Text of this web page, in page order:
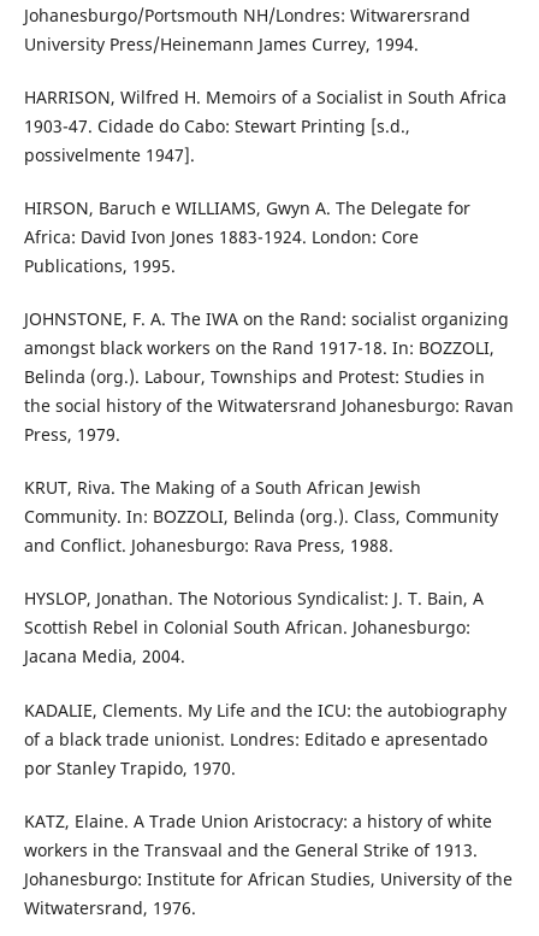
Johanesburgo/Portsmouth NH/Londres: Witwarersrand
University Press/Heinemann James Currey, 1994.
HARRISON, Wilfred H. Memoirs of a Socialist in South Africa
1903-47. Cidade do Cabo: Stewart Printing [s.d.,
possivelmente 1947].
HIRSON, Baruch e WILLIAMS, Gwyn A. The Delegate for
Africa: David Ivon Jones 1883-1924. London: Core
Publications, 1995.
JOHNSTONE, F. A. The IWA on the Rand: socialist organizing
amongst black workers on the Rand 1917-18. In: BOZZOLI,
Belinda (org.). Labour, Townships and Protest: Studies in
the social history of the Witwatersrand Johanesburgo: Ravan
Press, 1979.
KRUT, Riva. The Making of a South African Jewish
Community. In: BOZZOLI, Belinda (org.). Class, Community
and Conflict. Johanesburgo: Rava Press, 1988.
HYSLOP, Jonathan. The Notorious Syndicalist: J. T. Bain, A
Scottish Rebel in Colonial South African. Johanesburgo:
Jacana Media, 2004.
KADALIE, Clements. My Life and the ICU: the autobiography
of a black trade unionist. Londres: Editado e apresentado
por Stanley Trapido, 1970.
KATZ, Elaine. A Trade Union Aristocracy: a history of white
workers in the Transvaal and the General Strike of 1913.
Johanesburgo: Institute for African Studies, University of the
Witwatersrand, 1976.